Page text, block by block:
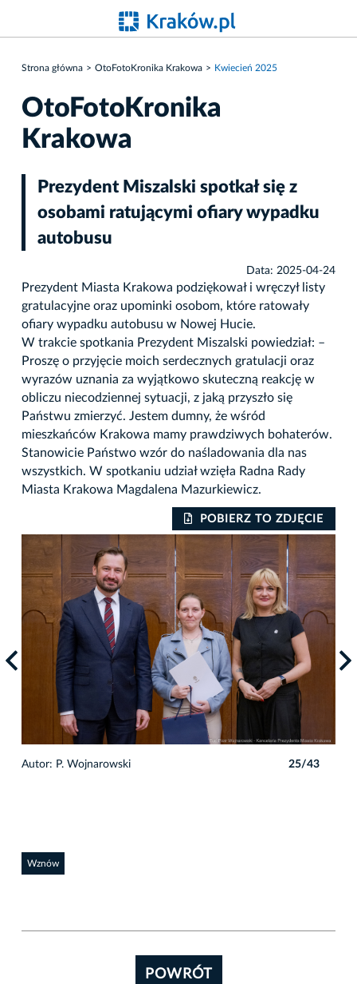
Strona główna OtoFotoKronika Krakowa Kwiecień 2025
OtoFotoKronika
Krakowa
Prezydent Miszalski spotkał się z
osobami ratującymi ofiary wypadku
autobusu
Data: 2025-04-24
Prezydent Miasta Krakowa podziękował i wręczył listy
gratulacyjne oraz upominki osobom, które ratowały
ofiary wypadku autobusu w Nowej Hucie.
W trakcie spotkania Prezydent Miszalski powiedział: –
Proszę o przyjęcie moich serdecznych gratulacji oraz
wyrazów uznania za wyjątkowo skuteczną reakcję w
obliczu niecodziennej sytuacji, z jaką przyszło się
Państwu zmierzyć. Jestem dumny, że wśród
mieszkańców Krakowa mamy prawdziwych bohaterów.
Stanowicie Państwo wzór do naśladowania dla nas
wszystkich. W spotkaniu udział wzięła Radna Rady
Miasta Krakowa Magdalena Mazurkiewicz.
POBIERZ TO ZDJĘCIE
Autor: P. Wojnarowski 25/43
Wznów
POWRÓT